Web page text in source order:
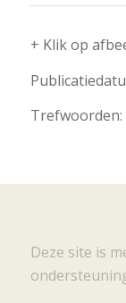
+ Klik op
Trefwoorden:
Deze site is